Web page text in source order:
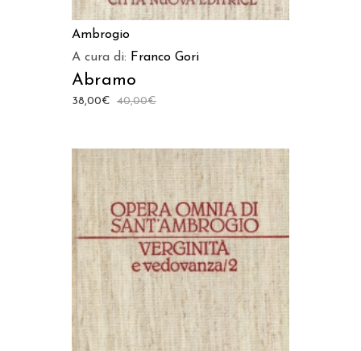
Ambrogio
A cura di: Franco Gori
Abramo
40,00€
38,00€
AGGIUNGI AL CARRELLO